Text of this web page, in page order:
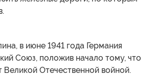
в июне 1941 года Германия
Союз, положив начало тому, что
Великой Отечественной войной.